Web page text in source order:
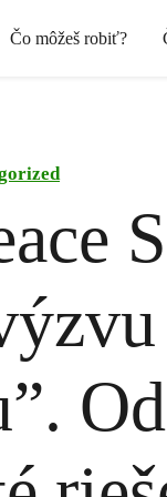
Čo môžeš robiť?